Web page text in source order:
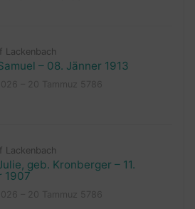
Lackenbach
– 08. Jänner 1913
Lackenbach
geb. Kronberger – 11.
1907